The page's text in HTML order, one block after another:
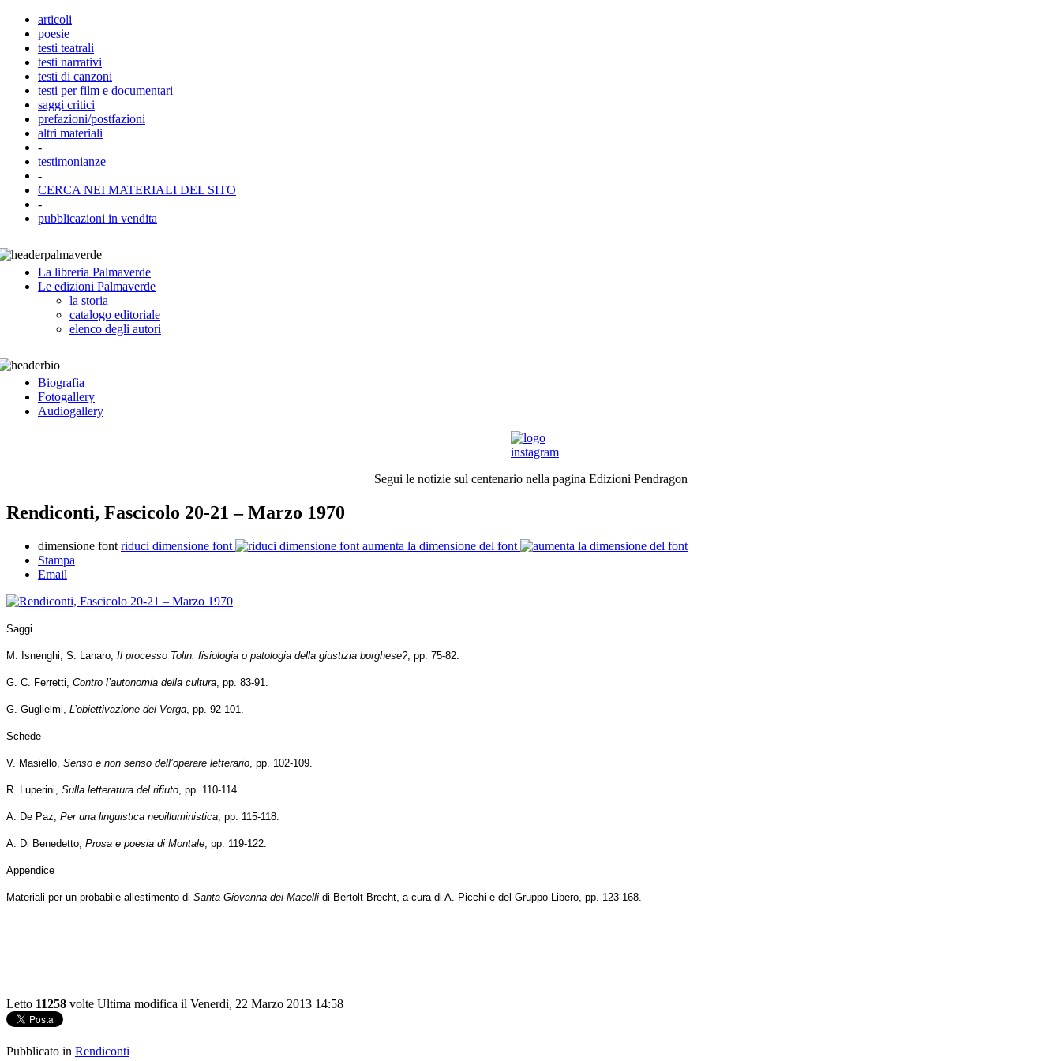
articoli
poesie
testi teatrali
testi narrativi
testi di canzoni
testi per film e documentari
saggi critici
prefazioni/postfazioni
altri materiali
-
testimonianze
-
CERCA NEI MATERIALI DEL SITO
-
pubblicazioni in vendita
La libreria Palmaverde
Le edizioni Palmaverde
la storia
catalogo editoriale
elenco degli autori
Biografia
Fotogallery
Audiogallery
Segui le notizie sul centenario nella pagina Edizioni Pendragon
Rendiconti, Fascicolo 20-21 – Marzo 1970
dimensione font riduci dimensione font
aumenta la dimensione del font
Stampa
Email
Saggi
M. Isnenghi, S. Lanaro, Il processo Tolin: fisiologia o patologia della giustizia borghese?, pp. 75-82.
G. C. Ferretti, Contro l’autonomia della cultura , pp. 83-91.
G. Guglielmi, L’obiettivazione del Verga , pp. 92-101.
Schede
V. Masiello, Senso e non senso dell’operare letterario , pp. 102-109.
R. Luperini, Sulla letteratura del rifiuto , pp. 110-114.
A. De Paz, Per una linguistica neoilluministica , pp. 115-118.
A. Di Benedetto, Prosa e poesia di Montale , pp. 119-122.
Appendice
Materiali per un probabile allestimento di Santa Giovanna dei Macelli di Bertolt Brecht, a cura di A. Picchi e del Gruppo Libero, pp. 123-168.
Letto 11258 volte Ultima modifica il Venerdì, 22 Marzo 2013 14:58
Pubblicato in Rendiconti